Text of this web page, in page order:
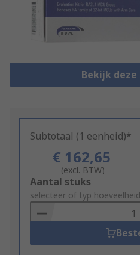
Bekijk
Subtotaal (1 eenheid)*
€ 162,65
(excl. BTW)
Add
to
Basket
Aantal stuks
selecteer of typ hoeveelheid